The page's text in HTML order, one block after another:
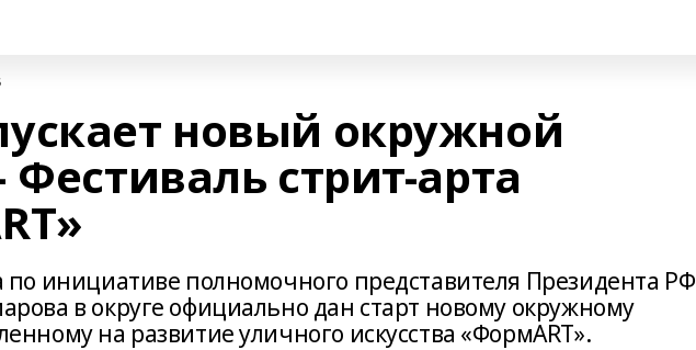
новый окружной
Фестиваль стрит-арта
по инициативе полномочного представителя Президента РФ
в округе официально дан старт новому окружному
на развитие уличного искусства «ФормАRТ».